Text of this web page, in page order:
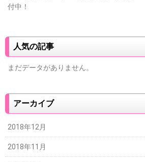
付中！
人気の記事
まだデータがありません。
アーカイブ
2018年12月
2018年11月